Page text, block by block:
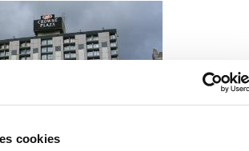
cookies